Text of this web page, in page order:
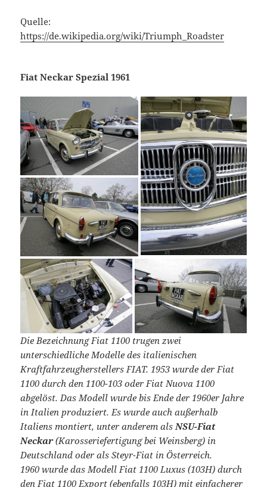
Quelle:
https://de.wikipedia.org/wiki/Triumph_Roadster
Fiat Neckar Spezial 1961
Die Bezeichnung Fiat 1100 trugen zwei
unterschiedliche Modelle des italienischen
Kraftfahrzeugherstellers FIAT. 1953 wurde der Fiat
1100 durch den 1100-103 oder Fiat Nuova 1100
abgelöst. Das Modell wurde bis Ende der 1960er Jahre
in Italien produziert. Es wurde auch außerhalb
Italiens montiert, unter anderem alsNSU-Fiat
Neckar(Karosseriefertigung bei Weinsberg) in
Deutschland oder als Steyr-Fiat in Österreich.
1960 wurde das Modell Fiat 1100 Luxus (103H) durch
den Fiat 1100 Export (ebenfalls 103H) mit einfacherer